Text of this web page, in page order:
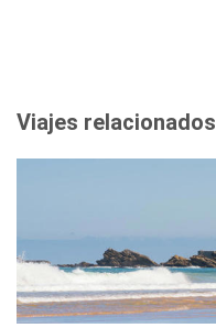
Viajes relacionados